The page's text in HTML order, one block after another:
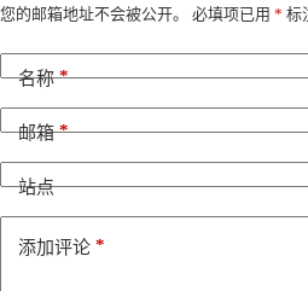
您的邮箱地址不会被公开。 必填项已用 * 标
名称*
邮箱*
站点
添加评论 *
A
t
e
t
i